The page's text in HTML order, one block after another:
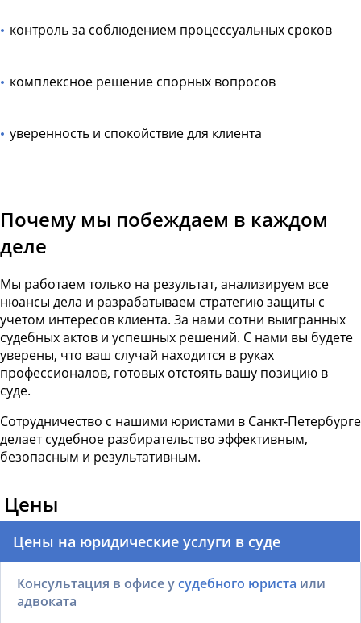
контроль за соблюдением процессуальных сроков
комплексное решение спорных вопросов
уверенность и спокойствие для клиента
Почему мы побеждаем в каждом
деле
Мы работаем только на результат, анализируем все
нюансы дела и разрабатываем стратегию защиты с
учетом интересов клиента. За нами сотни выигранных
судебных актов и успешных решений. С нами вы будете
уверены, что ваш случай находится в руках
профессионалов, готовых отстоять вашу позицию в
суде.
Сотрудничество с нашими юристами в Санкт-Петербурге
делает судебное разбирательство эффективным,
безопасным и результативным.
Цены
Цены на юридические услуги в суде
Консультация в офисе усудебного юриста или
адвоката